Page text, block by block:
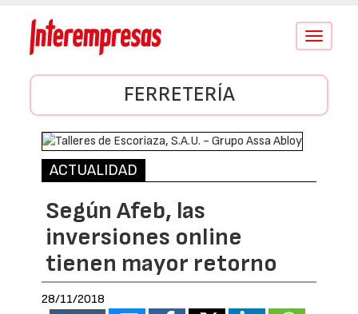
Conmutar
FERRETERÍA
ACTUALIDAD
Según Afeb, las
inversiones online
tienen mayor retorno
28/11/2018